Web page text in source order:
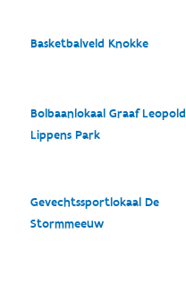
Basketbalveld Knokke
Bolbaanlokaal Graaf Leopold
Lippens Park
Gevechtssportlokaal De
Stormmeeuw